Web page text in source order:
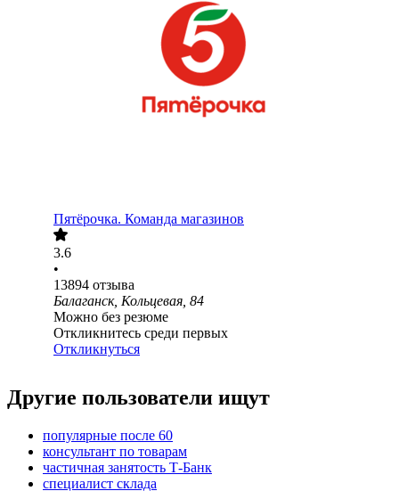
Пятёрочка. Команда магазинов
3.6
•
13894 отзыва
Балаганск, Кольцевая, 84
Можно без резюме
Откликнитесь среди первых
Откликнуться
Другие пользователи ищут
популярные после 60
консультант по товарам
частичная занятость Т-Банк
специалист склада